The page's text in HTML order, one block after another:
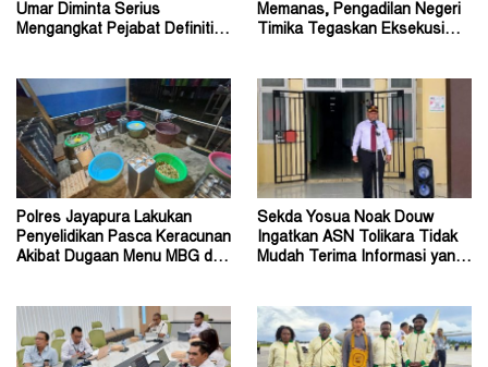
Umar Diminta Serius
Mengangkat Pejabat Definitif
Memanas, Pengadilan Negeri
Timika Tegaskan Eksekusi
Polres Jayapura Lakukan
Penyelidikan Pasca Keracunan
Akibat Dugaan Menu MBG di
Sekda Yosua Noak Douw
Ingatkan ASN Tolikara Tidak
Mudah Terima Informasi yang